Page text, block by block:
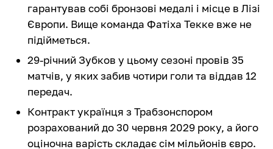
гарантував собі бронзові медалі і місце в Лізі
Європи. Вище команда Фатіха Текке вже не
підійметься.
29-річний Зубков у цьому сезоні провів 35
матчів, у яких забив чотири голи та віддав 12
передач.
Контракт українця з Трабзонспором
розрахований до 30 червня 2029 року, а його
оціночна варість складає сім мільйонів євро.